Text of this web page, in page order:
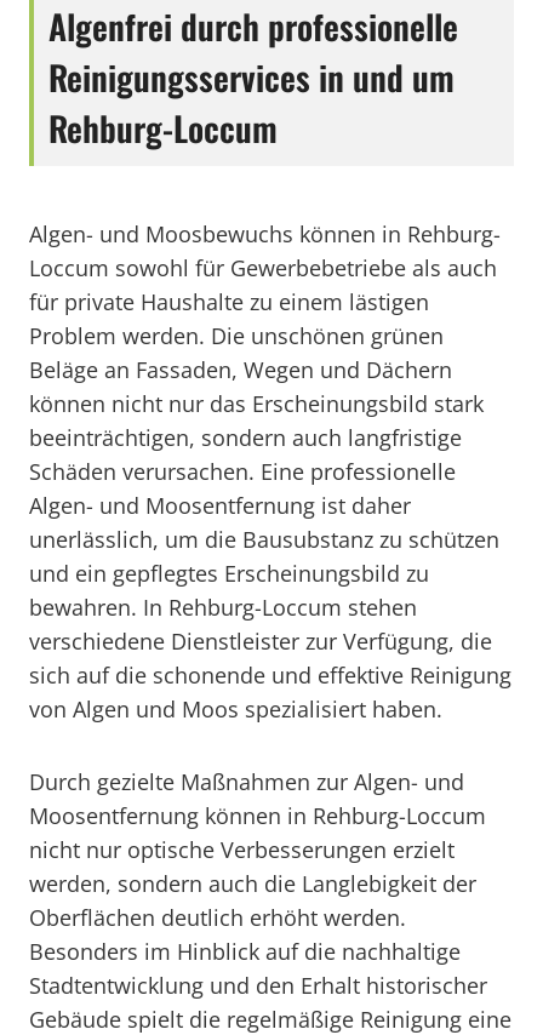
Algenfrei durch professionelle
Reinigungsservices in und um
Rehburg-Loccum
Algen- und Moosbewuchs können in Rehburg-
Loccum sowohl für Gewerbebetriebe als auch
für private Haushalte zu einem lästigen
Problem werden. Die unschönen grünen
Beläge an Fassaden, Wegen und Dächern
können nicht nur das Erscheinungsbild stark
beeinträchtigen, sondern auch langfristige
Schäden verursachen. Eine professionelle
Algen- und Moosentfernung ist daher
unerlässlich, um die Bausubstanz zu schützen
und ein gepflegtes Erscheinungsbild zu
bewahren. In Rehburg-Loccum stehen
verschiedene Dienstleister zur Verfügung, die
sich auf die schonende und effektive Reinigung
von Algen und Moos spezialisiert haben.
Durch gezielte Maßnahmen zur Algen- und
Moosentfernung können in Rehburg-Loccum
nicht nur optische Verbesserungen erzielt
werden, sondern auch die Langlebigkeit der
Oberflächen deutlich erhöht werden.
Besonders im Hinblick auf die nachhaltige
Stadtentwicklung und den Erhalt historischer
Gebäude spielt die regelmäßige Reinigung eine